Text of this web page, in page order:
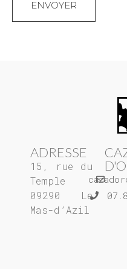
ADRESSE
15, rue du
Temple
09290 Le
Mas-d’Azil